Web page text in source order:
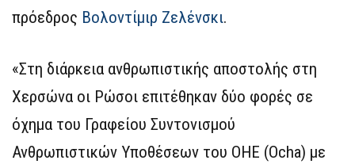
πρόεδρος Βολοντίμιρ Ζελένσκι.
«Στη διάρκεια ανθρωπιστικής αποστολής στη
Χερσώνα οι Ρώσοι επιτέθηκαν δύο φορές σε
όχημα του Γραφείου Συντονισμού
Ανθρωπιστικών Υποθέσεων του ΟΗΕ (Ocha) με